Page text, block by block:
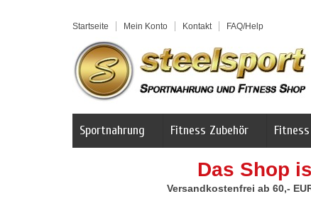
Startseite Mein Konto Kontakt FAQ/Help
Sportnahrung Fitness Zubehör
Das Shop
Versandkostenfrei ab 60,-